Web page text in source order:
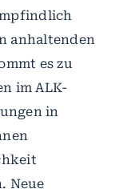
anhaltenden
es zu
im ALK-
in
Neue